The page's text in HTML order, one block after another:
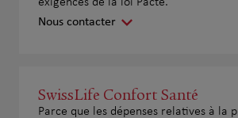
Nous contacter
SwissLife Confort Santé
Parce que les dépenses relatives à la